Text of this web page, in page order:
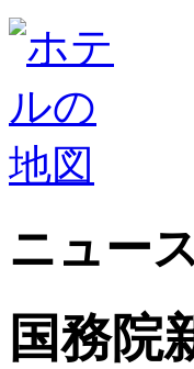
ニュー
国務院